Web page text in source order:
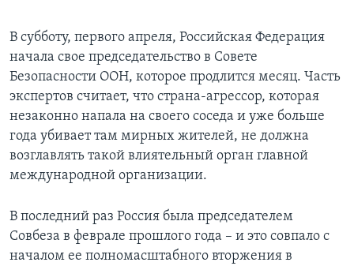
В субботу, первого апреля, Российская Федерация
начала свое председательство в Совете
Безопасности ООН, которое продлится месяц. Часть
экспертов считает, что страна-агрессор, которая
незаконно напала на своего соседа и уже больше
года убивает там мирных жителей, не должна
возглавлять такой влиятельный орган главной
международной организации.
В последний раз Россия была председателем
Совбеза в феврале прошлого года – и это совпало с
началом ее полномасштабного вторжения в